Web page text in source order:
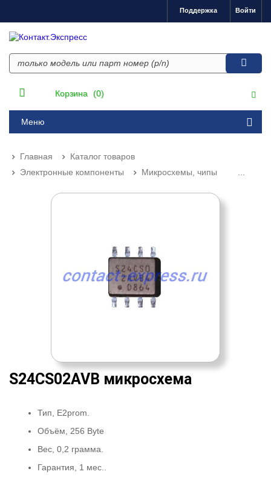
Войти
Поддержка
Корзина (0)
Меню
Главная
Каталог товаров
Электронные компоненты
Микросхемы, чипы
S24CS02AVB микросхема
Тип, E2prom.
Объём, 256 Byte
Вес, 0,2 грамма.
Гарантия, 1 мес..